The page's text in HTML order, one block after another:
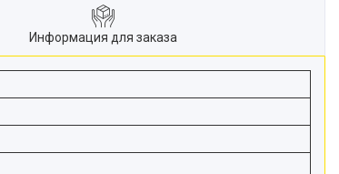
Информация для заказа